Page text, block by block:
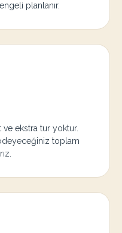
planlanır.
ve ekstra tur yoktur.
toplam